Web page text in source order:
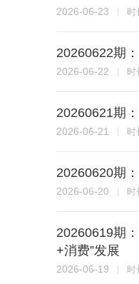
2026-06-23 时
20260622期
2026-06-22 时
20260621期
2026-06-21 时
20260620期
2026-06-20 时
20260619期
+消费”发展
2026-06-19 时